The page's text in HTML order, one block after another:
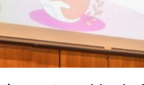
Archivo Sonoro